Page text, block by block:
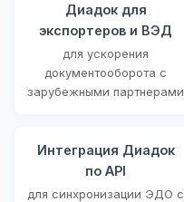
Диадок для
экспортеров и ВЭД
для ускорения
документооборота с
зарубежными партнерами
Интеграция Диадок
по API
для синхронизации ЭДО с